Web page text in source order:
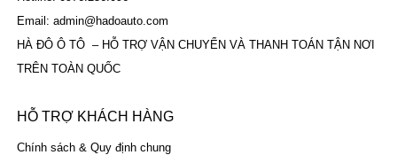
Email: admin@hadoauto.com
HÀ ĐÔ Ô TÔ – HỖ TRỢ VẬN CHUYỂN VÀ THANH TOÁN TẬN NƠI
TRÊN TOÀN QUỐC
HỖ TRỢ KHÁCH HÀNG
Chính sách & Quy định chung